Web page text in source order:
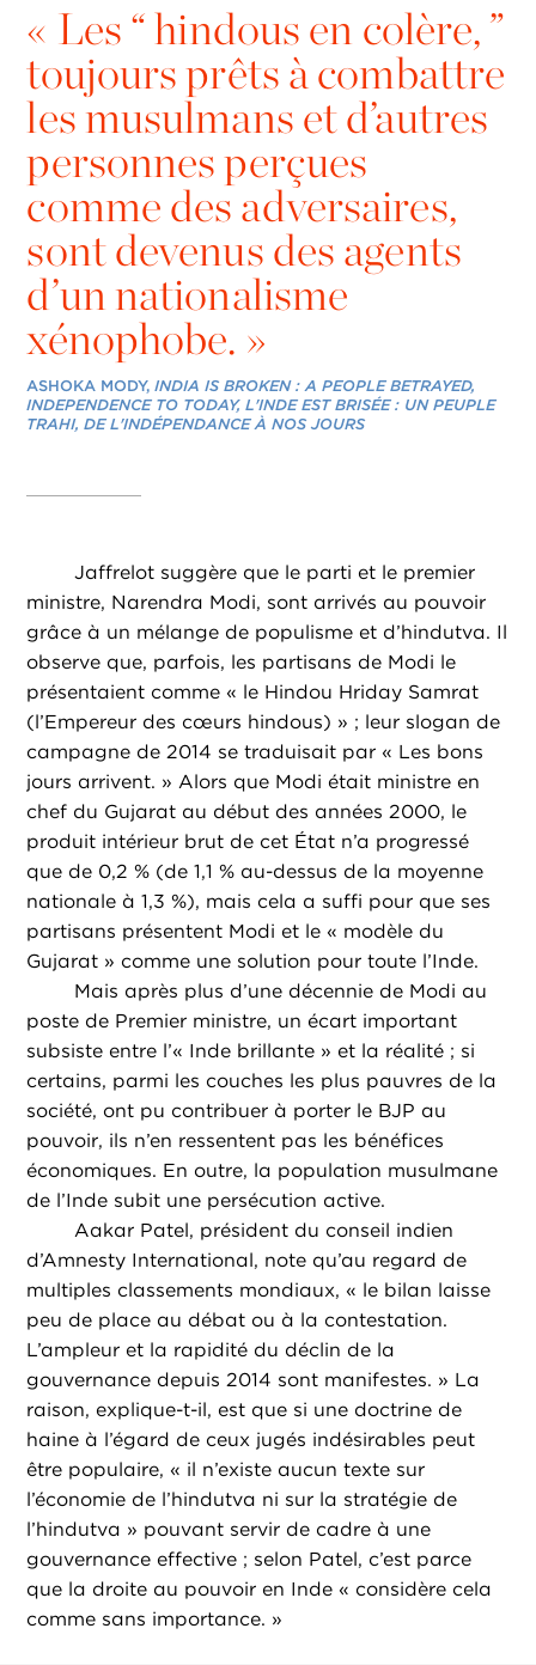
« Les “ hindous en colère, ”
toujours prêts à combattre
les musulmans et d’autres
personnes perçues
comme des adversaires,
sont devenus des agents
d’un nationalisme
xénophobe. »
ASHOKA MODY,INDIA IS BROKEN : A PEOPLE BETRAYED,
INDEPENDENCE TO TODAY, L'INDE EST BRISÉE : UN PEUPLE
TRAHI, DE L'INDÉPENDANCE À NOS JOURS
Jaffrelot suggère que le parti et le premier
ministre, Narendra Modi, sont arrivés au pouvoir
grâce à un mélange de populisme et d’hindutva. Il
observe que, parfois, les partisans de Modi le
présentaient comme « le Hindou Hriday Samrat
(l’Empereur des cœurs hindous) » ; leur slogan de
campagne de 2014 se traduisait par « Les bons
jours arrivent. » Alors que Modi était ministre en
chef du Gujarat au début des années 2000, le
produit intérieur brut de cet État n’a progressé
que de 0,2 % (de 1,1 % au-dessus de la moyenne
nationale à 1,3 %), mais cela a suffi pour que ses
partisans présentent Modi et le « modèle du
Gujarat » comme une solution pour toute l’Inde.
Mais après plus d’une décennie de Modi au
poste de Premier ministre, un écart important
subsiste entre l’« Inde brillante » et la réalité ; si
certains, parmi les couches les plus pauvres de la
société, ont pu contribuer à porter le BJP au
pouvoir, ils n’en ressentent pas les bénéfices
économiques. En outre, la population musulmane
de l’Inde subit une persécution active.
Aakar Patel, président du conseil indien
d’Amnesty International, note qu’au regard de
multiples classements mondiaux, « le bilan laisse
peu de place au débat ou à la contestation.
L’ampleur et la rapidité du déclin de la
gouvernance depuis 2014 sont manifestes. » La
raison, explique-t-il, est que si une doctrine de
haine à l’égard de ceux jugés indésirables peut
être populaire, « il n’existe aucun texte sur
l’économie de l’hindutva ni sur la stratégie de
l’hindutva » pouvant servir de cadre à une
gouvernance effective ; selon Patel, c’est parce
que la droite au pouvoir en Inde « considère cela
comme sans importance. »